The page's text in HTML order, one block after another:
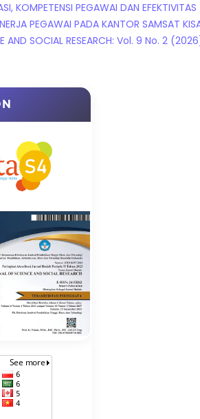
KOMPETENSI PEGAWAI DAN EFEKTIVITAS
PEGAWAI PADA KANTOR SAMSAT
AND SOCIAL RESEARCH: Vol. 9 No. 2